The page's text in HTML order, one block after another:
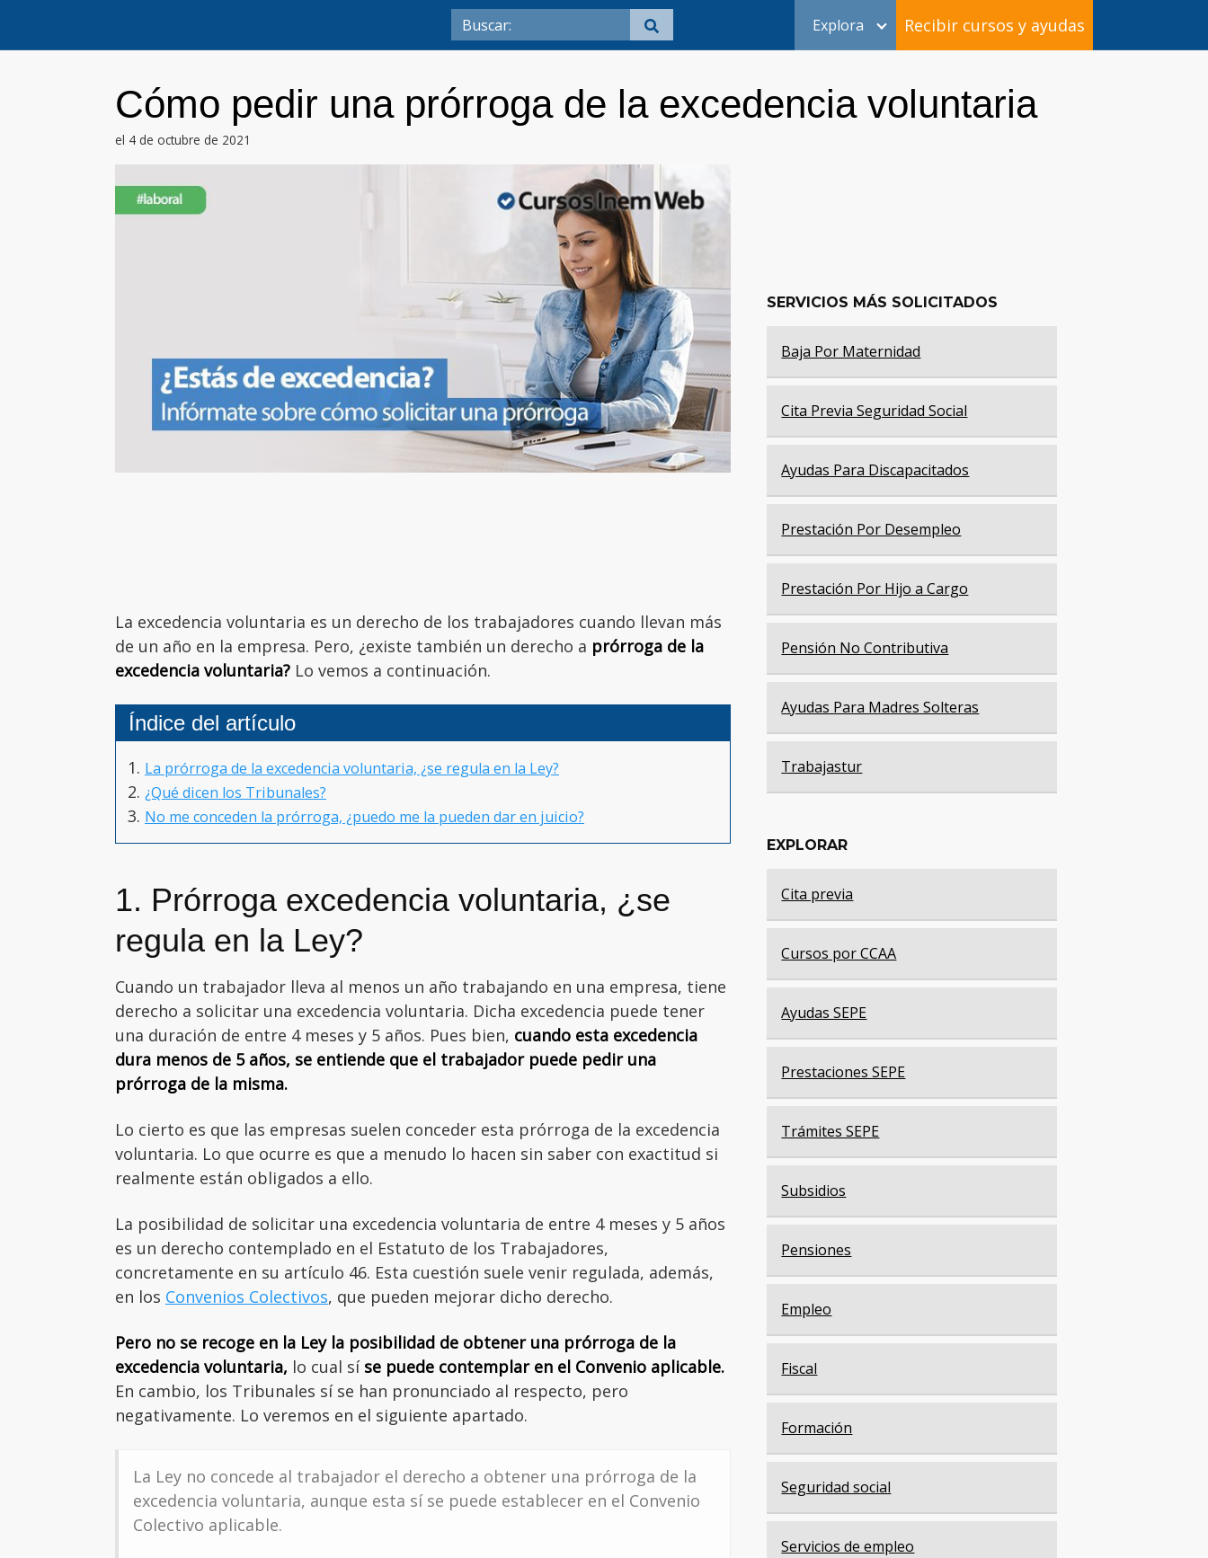
contenido
Explora Recibir cursos y ayudas
Cómo pedir una prórroga de la excedencia voluntaria
el 4 de octubre de 2021
La excedencia voluntaria es un derecho de los trabajadores cuando llevan más
de un año en la empresa. Pero, ¿existe también un derecho a prórroga de la
excedencia voluntaria? Lo vemos a continuación.
Índice del artículo
La prórroga de la excedencia voluntaria, ¿se regula en la Ley?
¿Qué dicen los Tribunales?
No me conceden la prórroga, ¿puedo me la pueden dar en juicio?
1. Prórroga excedencia voluntaria, ¿se
regula en la Ley?
Cuando un trabajador lleva al menos un año trabajando en una empresa, tiene
derecho a solicitar una excedencia voluntaria. Dicha excedencia puede tener
una duración de entre 4 meses y 5 años. Pues bien, cuando esta excedencia
dura menos de 5 años, se entiende que el trabajador puede pedir una
prórroga de la misma.
Lo cierto es que las empresas suelen conceder esta prórroga de la excedencia
voluntaria. Lo que ocurre es que a menudo lo hacen sin saber con exactitud si
realmente están obligados a ello.
La posibilidad de solicitar una excedencia voluntaria de entre 4 meses y 5 años
es un derecho contemplado en el Estatuto de los Trabajadores,
concretamente en su artículo 46. Esta cuestión suele venir regulada, además,
en los Convenios Colectivos, que pueden mejorar dicho derecho.
Pero no se recoge en la Ley la posibilidad de obtener una prórroga de la
excedencia voluntaria, lo cual sí se puede contemplar en el Convenio aplicable.
En cambio, los Tribunales sí se han pronunciado al respecto, pero
negativamente. Lo veremos en el siguiente apartado.
La Ley no concede al trabajador el derecho a obtener una prórroga de la
excedencia voluntaria, aunque esta sí se puede establecer en el Convenio
Colectivo aplicable.
SERVICIOS MÁS SOLICITADOS
Baja Por Maternidad
Cita Previa Seguridad Social
Ayudas Para Discapacitados
Prestación Por Desempleo
Prestación Por Hijo a Cargo
Pensión No Contributiva
Ayudas Para Madres Solteras
Trabajastur
EXPLORAR
Cita previa
Cursos por CCAA
Ayudas SEPE
Prestaciones SEPE
Trámites SEPE
Subsidios
Pensiones
Empleo
Fiscal
Formación
Seguridad social
Servicios de empleo